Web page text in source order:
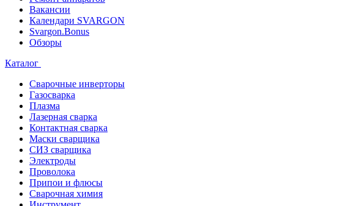
Вакансии
Календари SVARGON
Svargon.Bonus
Обзоры
Каталог
Сварочные инверторы
Газосварка
Плазма
Лазерная сварка
Контактная сварка
Маски сварщика
СИЗ сварщика
Электроды
Проволока
Припои и флюсы
Сварочная химия